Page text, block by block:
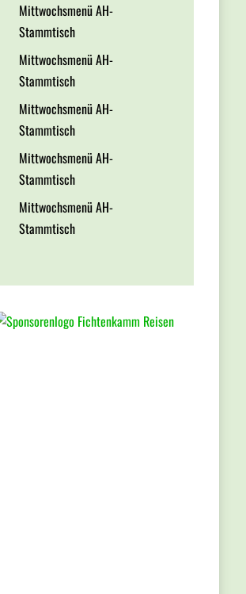
Mittwochsmenü AH-
Stammtisch
Mittwochsmenü AH-
Stammtisch
Mittwochsmenü AH-
Stammtisch
Mittwochsmenü AH-
Stammtisch
Mittwochsmenü AH-
Stammtisch